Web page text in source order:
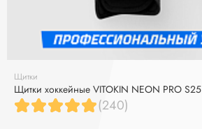
Щитки
Щитки хоккейные VITOKIN NEON PRO S25
(240)